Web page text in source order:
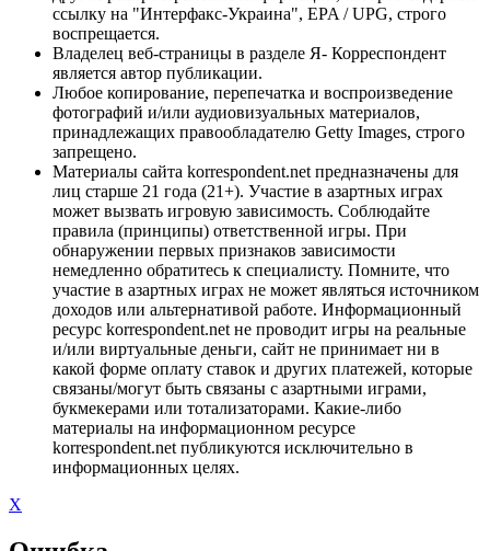
ссылку на "Интерфакс-Украина", EPA / UPG, строго
воспрещается.
Владелец веб-страницы в разделе Я- Корреспондент
является автор публикации.
Любое копирование, перепечатка и воспроизведение
фотографий и/или аудиовизуальных материалов,
принадлежащих правообладателю Getty Images, строго
запрещено.
Материалы сайта korrespondent.net предназначены для
лиц старше 21 года (21+). Участие в азартных играх
может вызвать игровую зависимость. Соблюдайте
правила (принципы) ответственной игры. При
обнаружении первых признаков зависимости
немедленно обратитесь к специалисту. Помните, что
участие в азартных играх не может являться источником
доходов или альтернативой работе. Информационный
ресурс korrespondent.net не проводит игры на реальные
и/или виртуальные деньги, сайт не принимает ни в
какой форме оплату ставок и других платежей, которые
связаны/могут быть связаны с азартными играми,
букмекерами или тотализаторами. Какие-либо
материалы на информационном ресурсе
korrespondent.net публикуются исключительно в
информационных целях.
X